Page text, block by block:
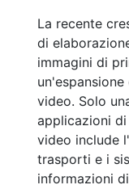
La recente
di
immagini di
video. Solo
applicazioni
video include
trasporti e i
informazioni